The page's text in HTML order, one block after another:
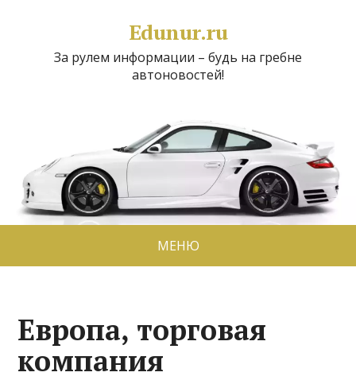
Edunur.ru
За рулем информации – будь на гребне
автоновостей!
МЕНЮ
Европа, торговая
компания